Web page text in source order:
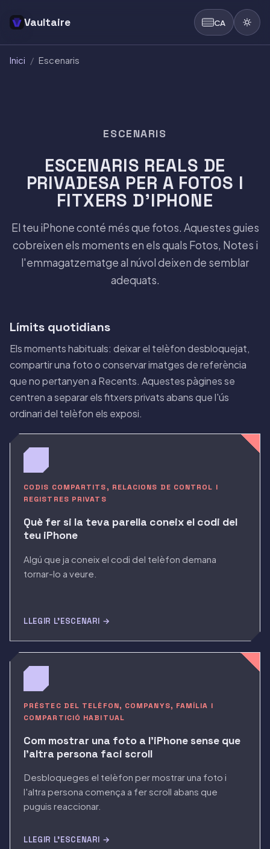
Vaultaire CA
Inici / Escenaris
ESCENARIS
ESCENARIS REALS DE
PRIVADESA PER A FOTOS I
FITXERS D'IPHONE
El teu iPhone conté més que fotos. Aquestes guies
cobreixen els moments en els quals Fotos, Notes i
l'emmagatzematge al núvol deixen de semblar
adequats.
Límits quotidians
Els moments habituals: deixar el telèfon desbloquejat,
compartir una foto o conservar imatges de referència
que no pertanyen a Recents. Aquestes pàgines se
centren a separar els fitxers privats abans que l'ús
ordinari del telèfon els exposi.
CODIS COMPARTITS, RELACIONS DE CONTROL I
REGISTRES PRIVATS
Què fer si la teva parella coneix el codi del
teu iPhone
Algú que ja coneix el codi del telèfon demana
tornar-lo a veure.
LLEGIR L'ESCENARI →
PRÉSTEC DEL TELÈFON, COMPANYS, FAMÍLIA I
COMPARTICIÓ HABITUAL
Com mostrar una foto a l'iPhone sense que
l'altra persona faci scroll
Desbloqueges el telèfon per mostrar una foto i
l'altra persona comença a fer scroll abans que
puguis reaccionar.
LLEGIR L'ESCENARI →